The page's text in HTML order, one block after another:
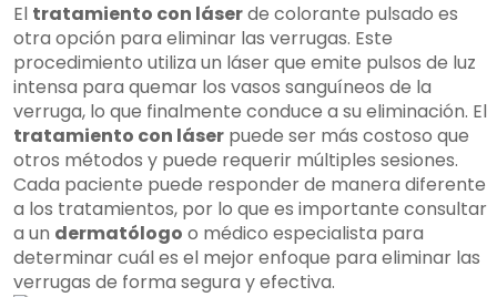
El tratamiento con láserde colorante pulsado es
otra opción para eliminar las verrugas. Este
procedimiento utiliza un láser que emite pulsos de luz
intensa para quemar los vasos sanguíneos de la
verruga, lo que finalmente conduce a su eliminación. El
tratamiento con láser puede ser más costoso que
otros métodos y puede requerir múltiples sesiones.
Cada paciente puede responder de manera diferente
a los tratamientos, por lo que es importante consultar
a un dermatólogo o médico especialista para
determinar cuál es el mejor enfoque para eliminar las
verrugas de forma segura y efectiva.